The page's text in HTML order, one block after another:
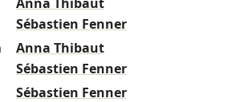
Sébastien Fenner
Anna Thibaut
Sébastien Fenner
Sébastien Fenner